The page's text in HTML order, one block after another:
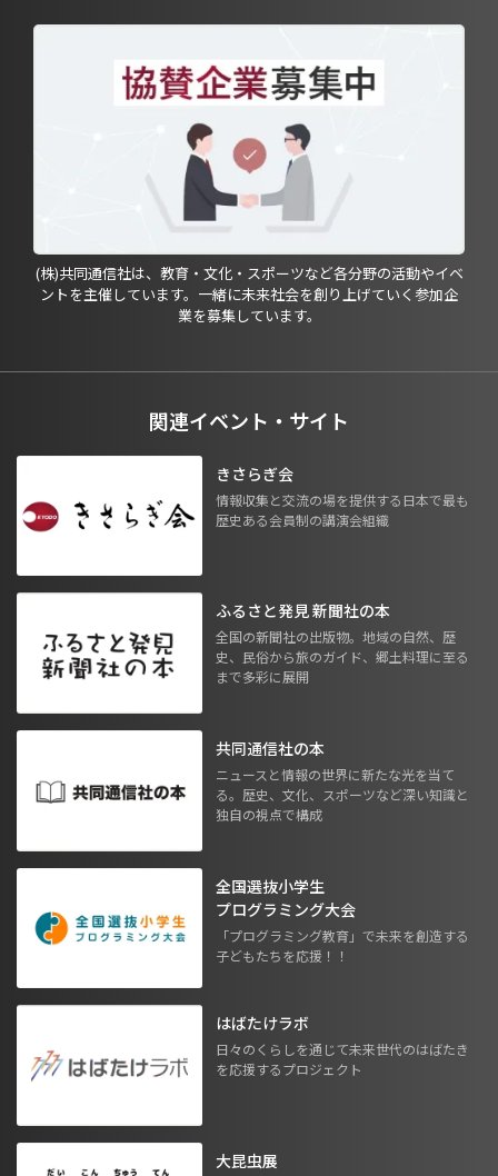
(株)共同通信社は、教育・文化・スポーツなど各分野の活動やイベ
ントを主催しています。一緒に未来社会を創り上げていく参加企
業を募集しています。
関連イベント・サイト
きさらぎ会
情報収集と交流の場を提供する日本で最も
歴史ある会員制の講演会組織
ふるさと発見 新聞社の本
全国の新聞社の出版物。地域の自然、歴
史、民俗から旅のガイド、郷土料理に至る
まで多彩に展開
共同通信社の本
ニュースと情報の世界に新たな光を当て
る。歴史、文化、スポーツなど深い知識と
独自の視点で構成
全国選抜小学生
プログラミング大会
「プログラミング教育」で未来を創造する
子どもたちを応援！！
はばたけラボ
日々のくらしを通じて未来世代のはばたき
を応援するプロジェクト
大昆虫展